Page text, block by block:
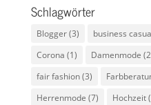
Schlagwörter
Blogger(3) business
Corona (1) Damenmode
fair fashion(3)
Herrenmode (7) Hochzeit